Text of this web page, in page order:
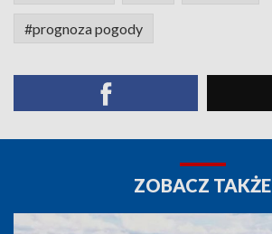
#prognoza pogody
ZOBACZ TAKŻE